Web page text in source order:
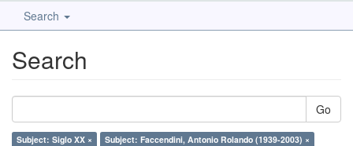
Search
Search
Go
Subject: Siglo XX ×
Subject: Faccendini, Antonio Rolando (1939-2003) ×